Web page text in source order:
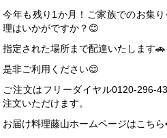
今年も残り1か月！ご家族でのお集
理はいかがですか？😊
指定された場所まで配達いたします🚗
是非ご利用ください😌
ご注文はフリーダイヤル0120-296-
注文いただけます。
お届け料理藤山ホームページはこち